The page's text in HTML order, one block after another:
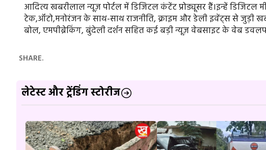
आदित्य खबरीलाल न्यूज़ पोर्टल में डिजिटल कंटेंट प्रोड्यूसर हैं।इन्हें डिजिटल
टेक,ऑटो,मनोरंजन के साथ-साथ राजनीति, क्राइम और डेली इवेंट्स से जुड़ी
बोल, एमपीब्रेकिंग, बुंदेली दर्शन सहित कई बड़ी न्यूज़ वेबसाइट के वेब
SHARE.
लेटेस्ट और ट्रेंडिंग स्टोरीज